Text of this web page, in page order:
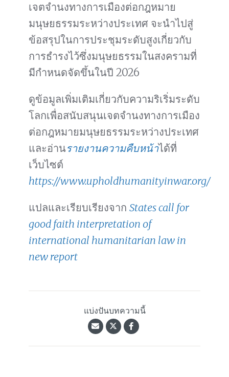
เจตจำนงทางการเมืองต่อกฎหมาย
มนุษยธรรมระหว่างประเทศ จะนำไปสู่
ข้อสรุปในการประชุมระดับสูงเกี่ยวกับ
การธำรงไว้ซึ่งมนุษยธรรมในสงครามที่
มีกำหนดจัดขึ้นในปี 2026
ดูข้อมูลเพิ่มเติมเกี่ยวกับความริเริ่มระดับ
โลกเพื่อสนับสนุนเจตจำนงทางการเมือง
ต่อกฎหมายมนุษยธรรมระหว่างประเทศ
และอ่านรายงานความคืบหน้าได้ที่
เว็บไซต์
https://www.upholdhumanityinwar.org/
แปลและเรียบเรียงจาก States call for
good faith interpretation of
international humanitarian law in
new report
แบ่งปันบทความนี้